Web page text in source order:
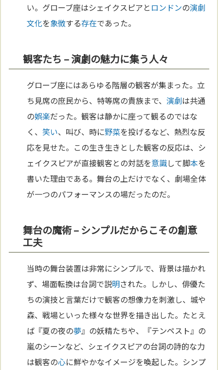
い。グローブ座はシェイクスピアと ロンドンの演劇
文化を象徴する存在であった。
観客たち – 演劇の魅力に集う人々
グローブ座にはあらゆる階層の観客が集まった。立
ち見席の庶民から、特等席の貴族まで、演劇は共通
の娯楽だった。観客は静かに座って観るのではな
く、笑い、叫び、時に野菜を投げるなど、熱烈な反
応を見せた。この生き生きとした観客の反応は、シ
ェイクスピアが直接観客との対話を意識して脚本を
書いた理由である。舞台の上だけでなく、劇場全体
が一つのパフォーマンスの場だったのだ。
舞台の魔術 – シンプルだからこその創意
工夫
当時の舞台装置は非常にシンプルで、背景は描かれ
ず、場面転換は台詞で説明された。しかし、俳優た
ちの演技と言葉だけで観客の想像力を刺激し、城や
森、戦場といった様々な世界を描き出した。たとえ
ば『夏の夜の夢』の妖精たちや、『テンペスト』の
嵐のシーンなど、シェイクスピアの台詞の詩的な力
は観客の心に鮮やかなイメージを喚起した。シンプ